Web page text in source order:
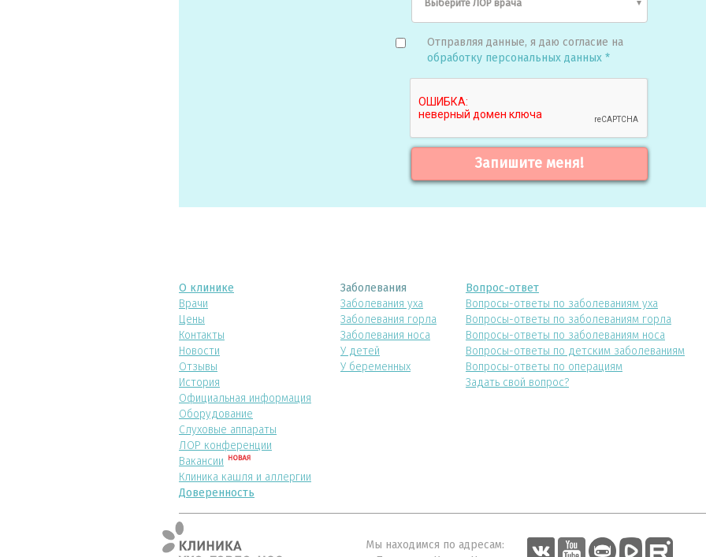
Отправляя данные, я даю согласие на
обработку персональных данных *
Запишите меня!
О клинике
Врачи
Цены
Контакты
Новости
Отзывы
История
Официальная информация
Оборудование
Слуховые аппараты
ЛОР конференции
Вакансии
Клиника кашля и аллергии
Заболевания
Заболевания уха
Заболевания горла
Заболевания носа
У детей
У беременных
Вопрос-ответ
Вопросы-ответы по заболеваниям уха
Вопросы-ответы по заболеваниям горла
Вопросы-ответы по заболеваниям носа
Вопросы-ответы по детским заболеваниям
Вопросы-ответы по операциям
Задать свой вопрос?
Доверенность
Мы находимся по адресам: